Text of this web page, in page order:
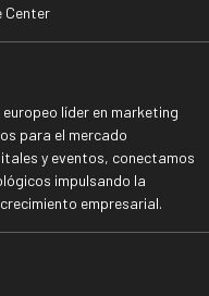
Center
líder en marketing
para el mercado
y eventos, conectamos
impulsando la
empresarial.